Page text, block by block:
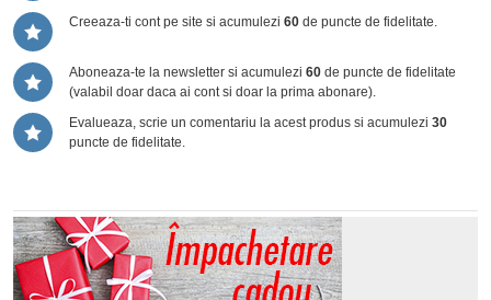
Creeaza-ti cont pe site si acumulezi 60 de puncte de fidelitate.
Aboneaza-te la newsletter si acumulezi 60 de puncte de fidelitate
(valabil doar daca ai cont si doar la prima abonare).
Evalueaza, scrie un comentariu la acest produs si acumulezi 30
puncte de fidelitate.